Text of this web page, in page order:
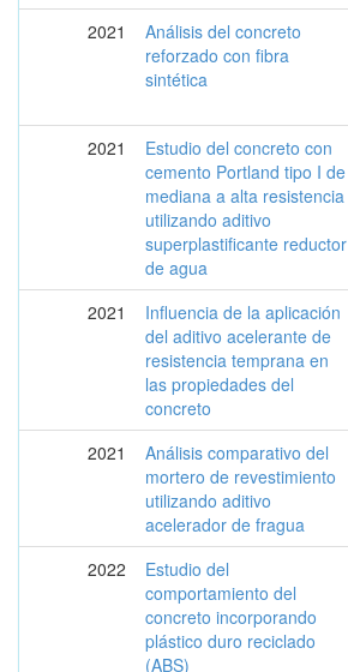
2021
Análisis del concreto
reforzado con fibra
sintética
2021
Estudio del concreto con
cemento Portland tipo I de
mediana a alta resistencia
utilizando aditivo
superplastificante reductor
de agua
2021
Influencia de la aplicación
del aditivo acelerante de
resistencia temprana en
las propiedades del
concreto
2021
Análisis comparativo del
mortero de revestimiento
utilizando aditivo
acelerador de fragua
2022
Estudio del
comportamiento del
concreto incorporando
plástico duro reciclado
(ABS)